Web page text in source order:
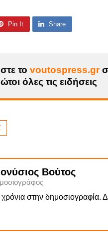
Pin It Share
τοvoutospress.gr
όλες τις ειδήσεις
Βούτος
στην δημοσιογραφία.